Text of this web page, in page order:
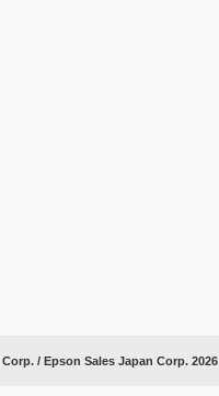
/ Epson Sales Japan Corp. 2026